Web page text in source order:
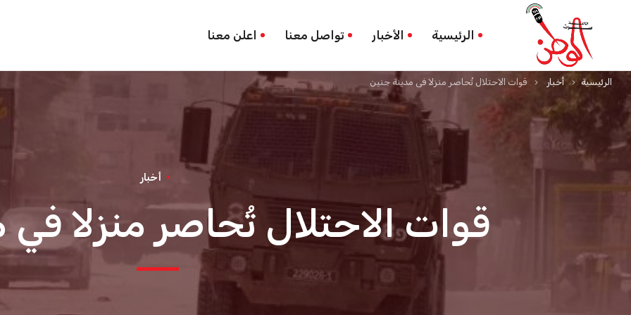
الرئيسية الأخبار تواصل معنا اعلن معنا
الرئيسية keyboard_arrow_right أخبار keyboard_arrow_right قوات الاحتلال تُحاصر منزلا في مدينة جنين
أخبار
قوات الاحتلال تُحاصر منزلا